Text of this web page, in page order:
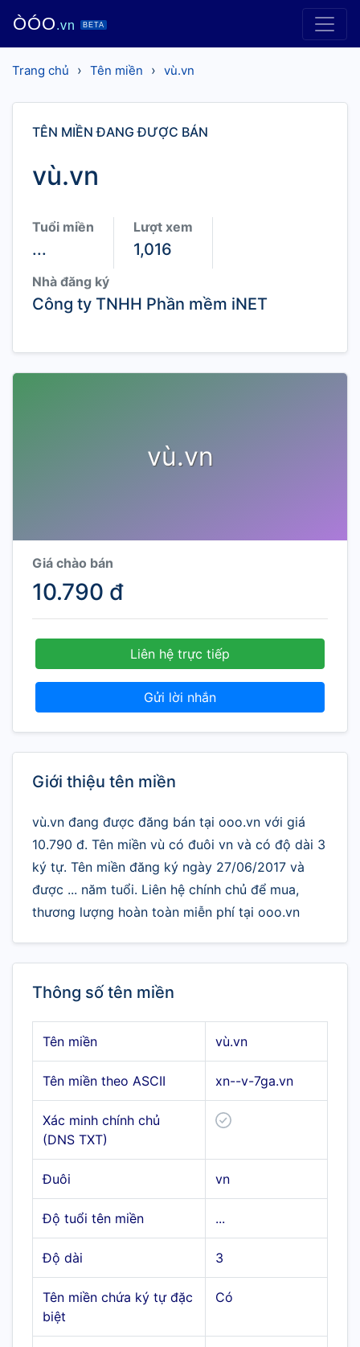
ÒÓO.vn BETA
Trang chủ › Tên miền › vù.vn
TÊN MIỀN ĐANG ĐƯỢC BÁN
vù.vn
Tuổi miền
...
Lượt xem
1,016
Nhà đăng ký
Công ty TNHH Phần mềm iNET
vù.vn
Giá chào bán
10.790 đ
Liên hệ trực tiếp
Gửi lời nhắn
Giới thiệu tên miền
vù.vn đang được đăng bán tại ooo.vn với giá
10.790 đ. Tên miền vù có đuôi vn và có độ dài 3
ký tự. Tên miền đăng ký ngày 27/06/2017 và
được ... năm tuổi. Liên hệ chính chủ để mua,
thương lượng hoàn toàn miễn phí tại ooo.vn
Thông số tên miền
Tên miền vù.vn
Tên miền theo ASCII xn--v-7ga.vn
Xác minh chính chủ
(DNS TXT)
Đuôi vn
Độ tuổi tên miền ...
Độ dài 3
Tên miền chứa ký tự đặc
biệt
Có